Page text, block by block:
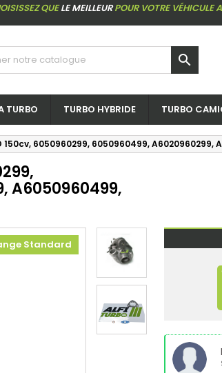
QUELE MEILLEURPOUR VOTRE VÉHICULE

TURBO TURBO HYBRIDE TURBO
150cv, 6050960299, 6050960499,
A6050960499,
Standard